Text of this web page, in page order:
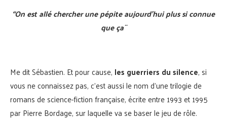
“On est allé chercher une pépite aujourd’hui plus si connue
que ça¨
Me dit Sébastien. Et pour cause, les guerriers du silence, si
vous ne connaissez pas, c’est aussi le nom d’une trilogie de
romans de science-fiction française, écrite entre 1993 et 1995
par Pierre Bordage, sur laquelle va se baser le jeu de rôle.